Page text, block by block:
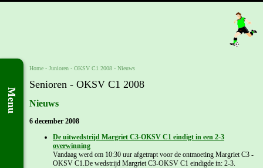
Menu
Home - Junioren - OKSV C1 2008 - Nieuws
Senioren - OKSV C1 2008
Nieuws
6 december 2008
De uitwedstrijd Margriet C3-OKSV C1 eindigt in een 2-3
overwinning
Vandaag werd om 10:30 uur afgetrapt voor de ontmoeting Margriet C3 -
OKSV C1.De wedstrijd Margriet C3-OKSV C1 eindigde in: 2-3.